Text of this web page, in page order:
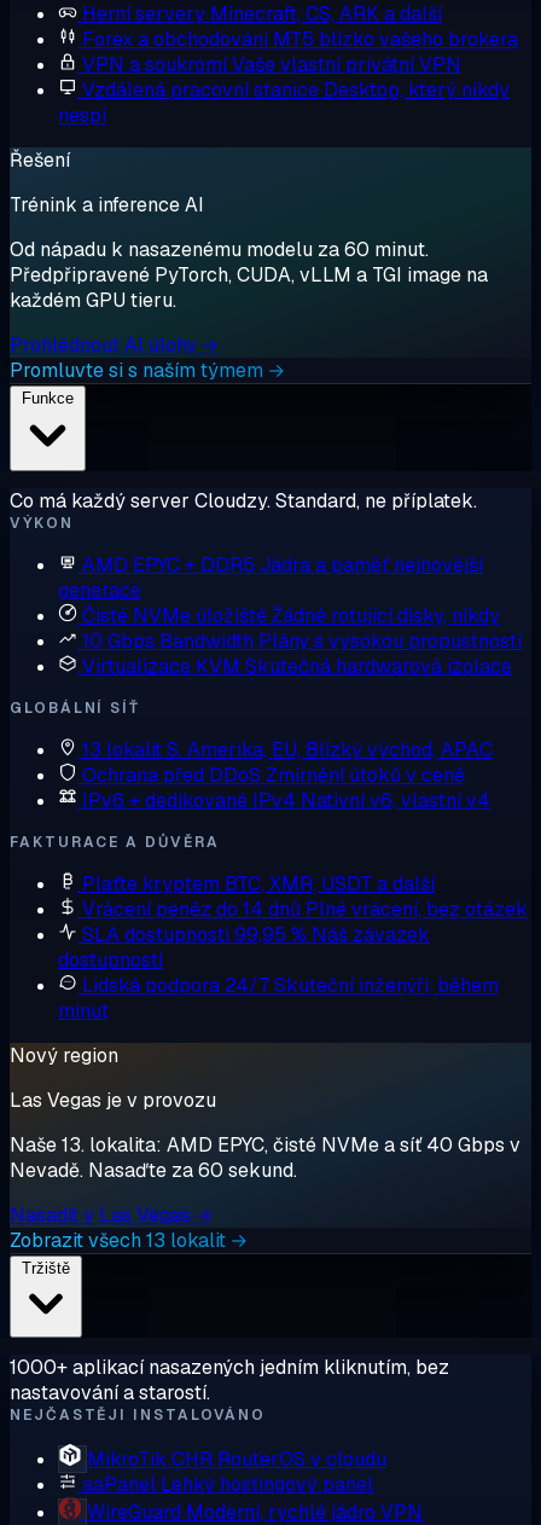
Herní servery Minecraft, CS, ARK a další
Forex a obchodování MT5 blízko vašeho brokera
VPN a soukromíVaše vlastní privátní VPN
Vzdálená pracovní stanice Desktop, který nikdy
nespí
Řešení
Trénink a inference AI
Od nápadu k nasazenému modelu za 60 minut.
Předpřipravené PyTorch, CUDA, vLLM a TGI image na
každém GPU tieru.
Prohlédnout AI úlohy →
Promluvte si s naším týmem →
Co má každý server Cloudzy. Standard, ne příplatek.
VÝKON
AMD EPYC + DDR5 Jádra a paměť nejnovější
generace
Čisté NVMe úložištěŽádné rotující disky, nikdy
10 Gbps Bandwidth Plány s vysokou propustností
Virtualizace KVM Skutečná hardwarová izolace
GLOBÁLNÍ SÍŤ
13 lokalitS. Amerika, EU, Blízký východ, APAC
Ochrana před DDoS Zmírnění útoků v ceně
IPv6 + dedikované IPv4 Nativní v6, vlastní v4
FAKTURACE A DŮVĚRA
Plaťte kryptem BTC, XMR, USDT a další
Vrácení peněz do 14 dnů Plné vrácení, bez otázek
SLA dostupnosti 99,95 % Náš závazek
dostupnosti
Lidská podpora 24/7Skuteční inženýři, během
minut
Nový region
Las Vegas je v provozu
Naše 13. lokalita: AMD EPYC, čisté NVMe a síť 40 Gbps v
Nevadě. Nasaďte za 60 sekund.
Nasadit v Las Vegas →
Zobrazit všech 13 lokalit →
1000+ aplikací nasazených jedním kliknutím, bez
nastavování a starostí.
NEJČASTĚJI INSTALOVÁNO
MikroTik CHR RouterOS v cloudu
aaPanel Lehký hostingový panel
WireGuard Moderní, rychlé jádro VPN